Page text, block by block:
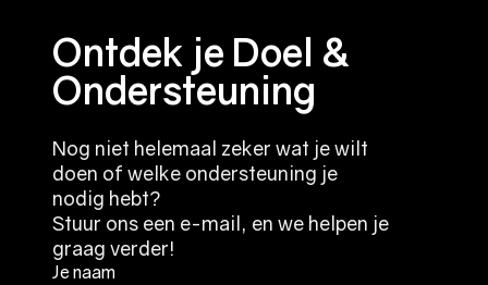
Ontdek je Doel &
Ondersteuning
Nog niet helemaal zeker wat je wilt
doen of welke ondersteuning je
nodig hebt?
Stuur ons een e-mail, en we helpen je
graag verder!
Je naam